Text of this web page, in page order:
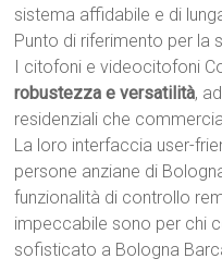
sistema affidabile e di
Punto di riferimento per la
I citofoni e videocitofoni
robustezza e versatilità,
residenziali che
La loro interfaccia user-
persone anziane di
funzionalità di controllo
impeccabile sono per chi
sofisticato a Bologna